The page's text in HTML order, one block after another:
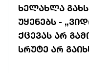
ᲮᲔᲚᲐᲮᲚᲐ
ᲣᲧᲔᲜᲔᲑᲡ -
ᲥᲪᲔᲕᲐᲡ ᲐᲠ
ᲡᲠᲣᲢᲔ ᲐᲠ